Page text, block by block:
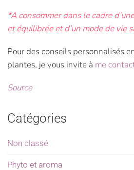
*A consommer dans le cadre
et équilibrée et d’un mode de vie
Pour des conseils personnalisés
plantes, je vous invite à me
Source
Catégories
Non classé
Phyto et aroma